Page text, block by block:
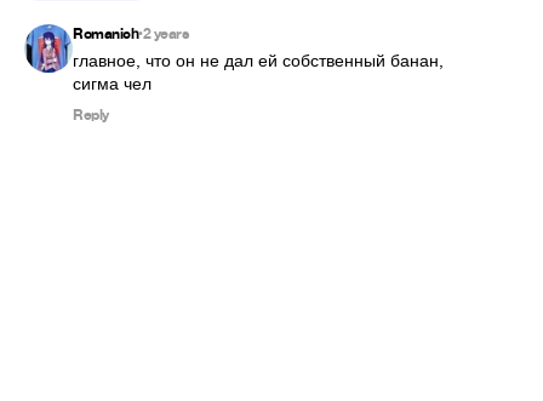
Romanich•2 years
главное, что он не дал ей собственный банан,
сигма чел
Reply